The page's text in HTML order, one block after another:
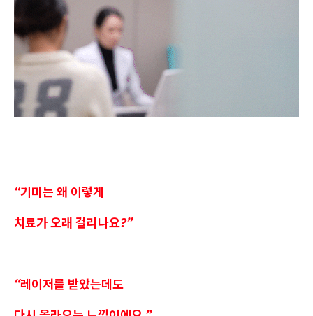
“기미는 왜 이렇게
치료가 오래 걸리나요?”
“레이저를 받았는데도